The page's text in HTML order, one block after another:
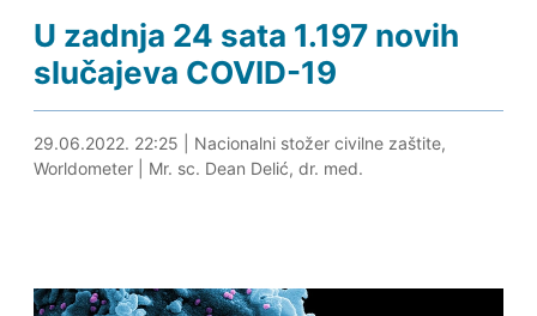
U zadnja 24 sata 1.197 novih
slučajeva COVID-19
29.06.2022. 22:33
29.06.2022. 22:25
Nacionalni stožer civilne zaštite,
Worldometer| Mr. sc. Dean Delić, dr. med.